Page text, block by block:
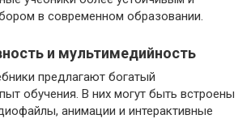
в современном образовании.
и мультимедийность
предлагают богатый
обучения. В них могут быть встроены
анимации и интерактивные